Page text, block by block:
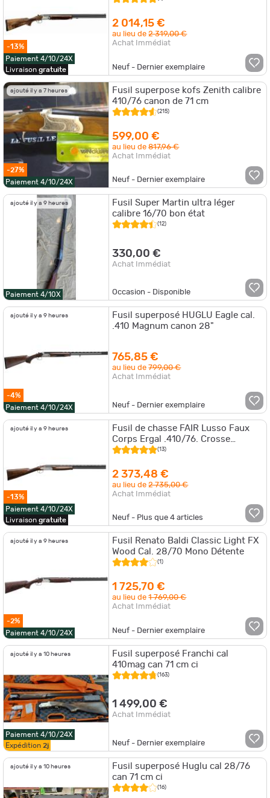
-13%
Paiement 4/10/24X
Livraison gratuite
2 014,15 €
au lieu de2 319,00 €
Achat Immédiat
Neuf - Dernier exemplaire
ajouté il y a 7 heures
-27%
Paiement 4/10/24X
Fusil superpose kofs Zenith calibre
410/76 canon de 71 cm
(215)
599,00 €
au lieu de817,96 €
Achat Immédiat
Neuf - Dernier exemplaire
ajouté il y a 9 heures
Paiement 4/10X
Fusil Super Martin ultra léger
calibre 16/70 bon état
(12)
330,00 €
Achat Immédiat
Occasion - Disponible
ajouté il y a 9 heures
-4%
Paiement 4/10/24X
Fusil superposé HUGLU Eagle cal.
.410 Magnum canon 28"
765,85 €
au lieu de799,00 €
Achat Immédiat
Neuf - Dernier exemplaire
ajouté il y a 9 heures
-13%
Paiement 4/10/24X
Livraison gratuite
Fusil de chasse FAIR Lusso Faux
Corps Ergal .410/76. Crosse
Pistolet
(13)
2 373,48 €
au lieu de2 735,00 €
Achat Immédiat
Neuf - Plus que4 articles
ajouté il y a 9 heures
-2%
Paiement 4/10/24X
Fusil Renato Baldi Classic Light FX
Wood Cal. 28/70 Mono Détente
(1)
1 725,70 €
au lieu de1 769,00 €
Achat Immédiat
Neuf - Dernier exemplaire
ajouté il y a 10 heures
Paiement 4/10/24X
Expédition 2j
Fusil superposé Franchi cal
410mag can 71 cm ci
(163)
1 499,00 €
Achat Immédiat
Neuf - Dernier exemplaire
ajouté il y a 10 heures
Fusil superposé Huglu cal 28/76
can 71 cm ci
(16)